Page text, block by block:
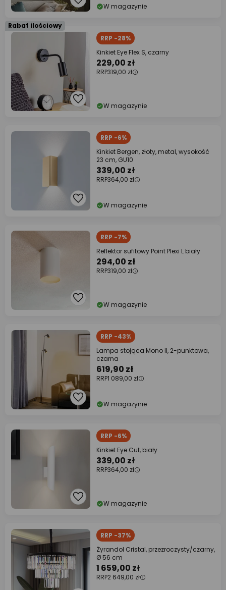
W magazynie
Rabat ilościowy
RRP -28%
Kinkiet Eye Flex S, czarny
229,00 zł
RRP319,00 zł
W magazynie
RRP -6%
Kinkiet Bergen, złoty, metal, wysokość
23 cm, GU10
339,00 zł
RRP364,00 zł
W magazynie
RRP -7%
Reflektor sufitowy Point Plexi L biały
294,00 zł
RRP319,00 zł
W magazynie
RRP -43%
Lampa stojąca Mono II, 2-punktowa,
czarna
619,90 zł
RRP1 089,00 zł
W magazynie
RRP -6%
Kinkiet Eye Cut, biały
339,00 zł
RRP364,00 zł
W magazynie
RRP -37%
Żyrandol Cristal, przezroczysty/czarny,
Ø 56 cm
1 659,00 zł
RRP2 649,00 zł